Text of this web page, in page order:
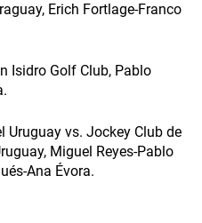
Erich Fortlage-Franco
Isidro Golf Club, Pablo
Uruguay vs. Jockey Club de
Miguel Reyes-Pablo
Ana Évora.